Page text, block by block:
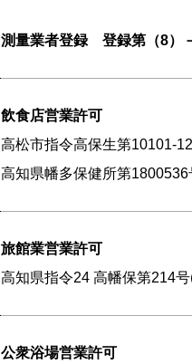
測量業者登録 登録第（8）
飲食店営業許可
高松市指令高保生第10101-
高知県幡多保健所第
旅館業営業許可
高知県指令24 高幡保第214
公衆浴場営業許可